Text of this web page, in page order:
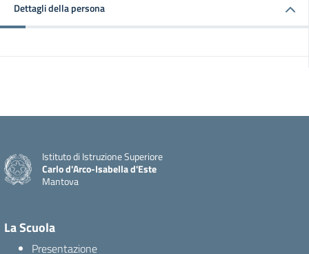
Dettagli della persona
Istituto di Istruzione Superiore
Carlo d'Arco-Isabella d'Este
Mantova
La Scuola
Presentazione